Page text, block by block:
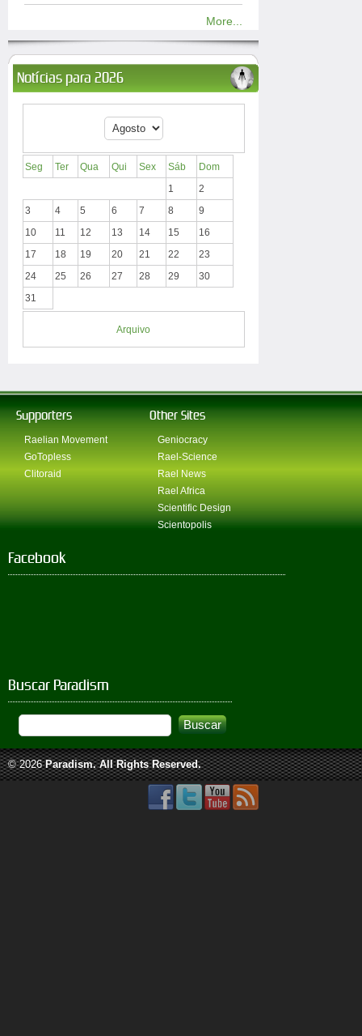
More...
Notícias para 2026
Seg Ter Qua Qui Sex Sáb
Dom
1
2
3
4 5 6 7 8
9
10
11 12 13 14 15
16
17
18 19 20 21 22
23
24
25 26 27 28 29
30
31
Arquivo
Supporters
Raelian Movement
GoTopless
Clitoraid
Other Sites
Geniocracy
Rael-Science
Rael News
Rael Africa
Scientific Design
Scientopolis
Facebook
Buscar Paradism
© 2026 Paradism. All Rights Reserved.